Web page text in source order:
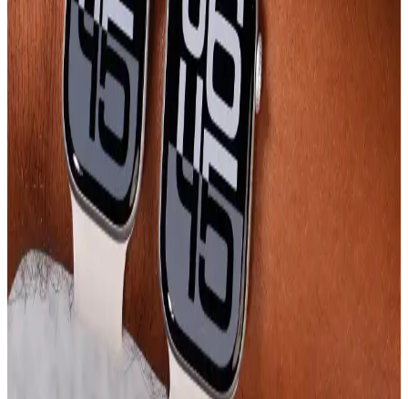
Bu karşılaştırmada Bilişim Akademi 38-40 mm Silikon Kordon
Kayışı ile PSGT Kordon Watch 38-41 mm arasındaki uyumluluk,
malzeme kalitesi, konfor, dayanıklılık ve estetik değerler veriyle
incelenir. Geri bildirimler tarafsız sonuçlar sunar.
MobaxAksesuar Apple Watch Örgü Tokalı Kordon:
Özellikler, Uyum ve Kullanıcı Geri Bildirimi
MobaxAksesuar Apple Watch örgü tokalı kordon, 44/45/46/49 mm
uyumlu; 95–230 mm aralığında ayarlanabilir, hafif ve esnek dokusu
günlük konforu artırır. Canlı renkler ve kolay takıp çıkarma
özelliğiyle stil ve pratiklik sağlar.
PSGT Seri Silikon Saat Kayışları Apple Watch için
Dayanıklı ve Şık Tasarım
PSGT Seri silikon saat kayışları, Apple Watch kullanıcılarına
dayanıklı, şık ve rahat kullanım sunar. Farklı ölçü ve renk
seçenekleriyle tarzınıza uygun alternatifler sağlar.
Apple Watch Series 10 Karşılaştırması: 42mm ve
46mm Modellerin Özellikleri ve Kullanım Tercihleri